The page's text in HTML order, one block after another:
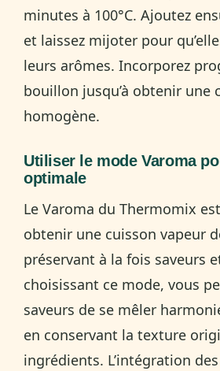
minutes à 100°C. Ajoutez
et laissez mijoter pour
leurs arômes. Incorporez
bouillon jusqu’à obtenir une
homogène.
Utiliser le mode Varoma
optimale
Le Varoma du Thermomix
obtenir une cuisson vapeur
préservant à la fois saveurs
choisissant ce mode, vous
saveurs de se mêler
en conservant la texture
ingrédients. L’intégration